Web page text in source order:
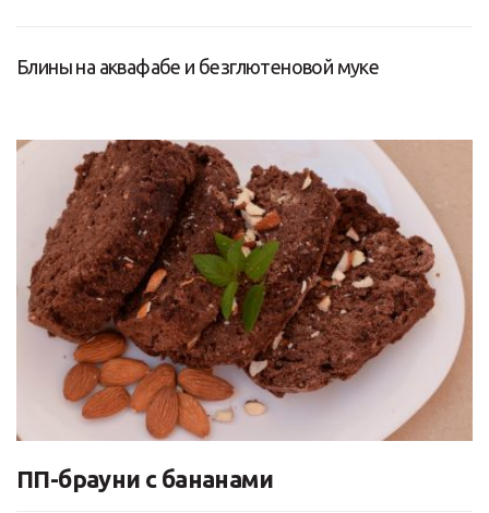
Блины на аквафабе и безглютеновой муке
ПП-брауни с бананами